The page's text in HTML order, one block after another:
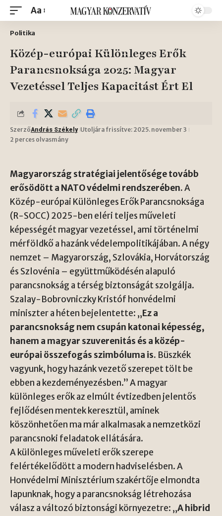
Aa
Politika
Közép-európai Különleges Erők
Parancsnoksága 2025: Magyar
Vezetéssel Teljes Kapacitást Ért El
SzerzőAndrás Székely Utoljára frissítve: 2025. november 3
2 perces olvasmány
Magyarország stratégiai jelentősége tovább
erősödött a NATO védelmi rendszerében.A
Közép-európai Különleges Erők Parancsnoksága
(R-SOCC) 2025-ben eléri teljes műveleti
képességét magyar vezetéssel, ami történelmi
mérföldkő a hazánk védelempolitikájában. A négy
nemzet – Magyarország, Szlovákia, Horvátország
és Szlovénia – együttműködésén alapuló
parancsnokság a térség biztonságát szolgálja.
Szalay-Bobrovniczky Kristóf honvédelmi
miniszter a héten bejelentette: „Ez a
parancsnokság nem csupán katonai képesség,
hanem a magyar szuverenitás és a közép-
európai összefogás szimbóluma is. Büszkék
vagyunk, hogy hazánk vezető szerepet tölt be
ebben a kezdeményezésben.” A magyar
különleges erők az elmúlt évtizedben jelentős
fejlődésen mentek keresztül, aminek
köszönhetően ma már alkalmasak a nemzetközi
parancsnoki feladatok ellátására.
A különleges műveleti erők szerepe
felértékelődött a modern hadviselésben. A
Honvédelmi Minisztérium szakértője elmondta
lapunknak, hogy a parancsnokság létrehozása
válasz a változó biztonsági környezetre: „A hibrid